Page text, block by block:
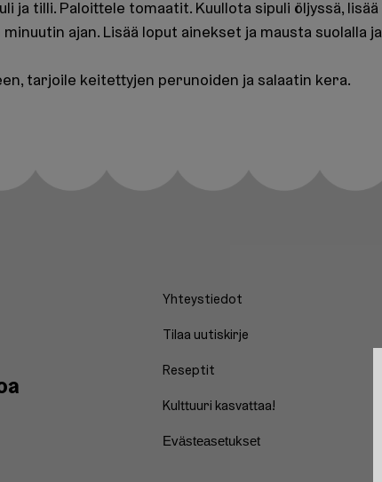
ja tilli. Paloittele tomaatit. Kuullota sipuli öljyssä,
ajan. Lisää loput ainekset ja mausta suolalla
tarjoile keitettyjen perunoiden ja salaatin kera.
Yhteystiedot
Tilaa uutiskirje
Reseptit
Kulttuuri kasvattaa!
Evästeasetukset